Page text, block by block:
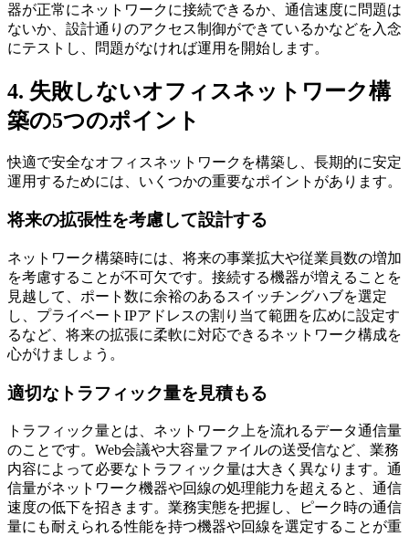
器が正常にネットワークに接続できるか、通信速度に問題は
ないか、設計通りのアクセス制御ができているかなどを入念
にテストし、問題がなければ運用を開始します。
4. 失敗しないオフィスネットワーク構
築の5つのポイント
快適で安全なオフィスネットワークを構築し、長期的に安定
運用するためには、いくつかの重要なポイントがあります。
将来の拡張性を考慮して設計する
ネットワーク構築時には、将来の事業拡大や従業員数の増加
を考慮することが不可欠です。接続する機器が増えることを
見越して、ポート数に余裕のあるスイッチングハブを選定
し、プライベートIPアドレスの割り当て範囲を広めに設定す
るなど、将来の拡張に柔軟に対応できるネットワーク構成を
心がけましょう。
適切なトラフィック量を見積もる
トラフィック量とは、ネットワーク上を流れるデータ通信量
のことです。Web会議や大容量ファイルの送受信など、業務
内容によって必要なトラフィック量は大きく異なります。通
信量がネットワーク機器や回線の処理能力を超えると、通信
速度の低下を招きます。業務実態を把握し、ピーク時の通信
量にも耐えられる性能を持つ機器や回線を選定することが重